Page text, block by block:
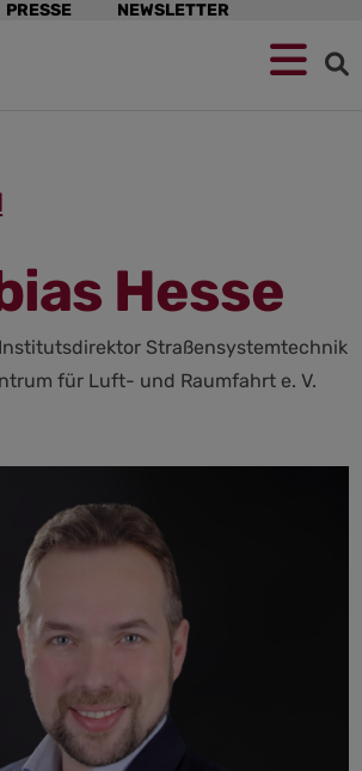
Navigation
überspringen
PRESSE NEWSLETTER
Hesse
Straßensystemtechnik
für Luft- und Raumfahrt e. V.